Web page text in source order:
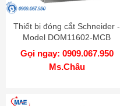
Thiết bị đóng cắt Schneider -
Model DOM11602-MCB
Gọi ngay: 0909.067.950
Ms.Châu